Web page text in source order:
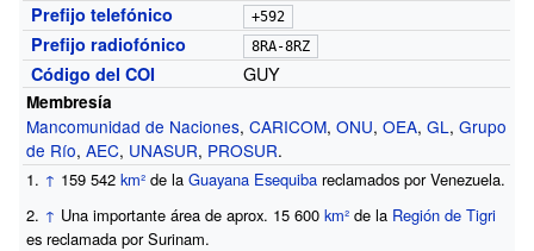
Prefijo telefónico +592
Prefijo radiofónico 8RA-8RZ
Código del COI GUY
Membresía
Mancomunidad de Naciones,CARICOM,ONU,OEA,GL,Grupo
de Río,AEC, UNASUR, PROSUR.
↑ 159 542km² de laGuayana Esequiba reclamados por Venezuela.
↑ Una importante área de aprox. 15 600km² de la Región de Tigri
es reclamada por Surinam.